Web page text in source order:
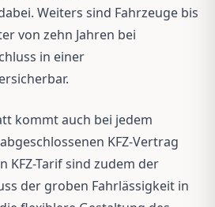
Weiters sind Fahrzeuge bis
von zehn Jahren bei
in einer
kommt auch bei jedem
KFZ-Vertrag
KFZ-Tarif sind zudem der
der groben Fahrlässigkeit in